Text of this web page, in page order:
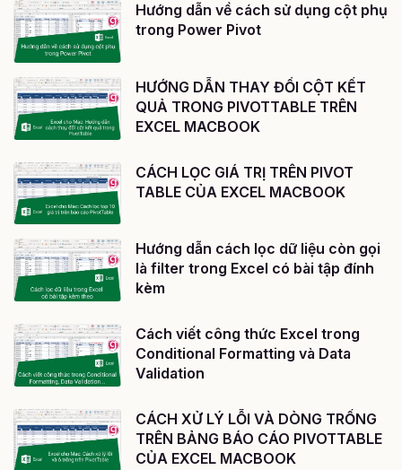
Hướng dẫn về cách sử dụng cột phụ
trong Power Pivot
HƯỚNG DẪN THAY ĐỔI CỘT KẾT
QUẢ TRONG PIVOTTABLE TRÊN
EXCEL MACBOOK
CÁCH LỌC GIÁ TRỊ TRÊN PIVOT
TABLE CỦA EXCEL MACBOOK
Hướng dẫn cách lọc dữ liệu còn gọi
là filter trong Excel có bài tập đính
kèm
Cách viết công thức Excel trong
Conditional Formatting và Data
Validation
CÁCH XỬ LÝ LỖI VÀ DÒNG TRỐNG
TRÊN BẢNG BÁO CÁO PIVOTTABLE
CỦA EXCEL MACBOOK